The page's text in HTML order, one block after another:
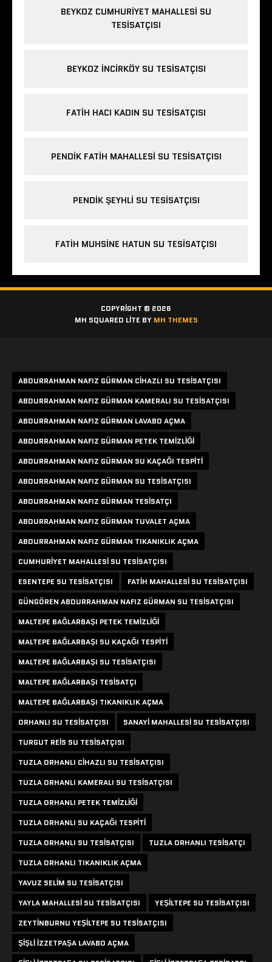
BEYKOZ CUMHURIYET MAHALLESI SU
TESISATÇISI
BEYKOZ INCIRKÖY SU TESISATÇISI
FATIH HACI KADIN SU TESISATÇISI
PENDIK FATIH MAHALLESI SU TESISATÇISI
PENDIK ŞEYHLI SU TESISATÇISI
FATIH MUHSINE HATUN SU TESISATÇISI
COPYRIGHT © 2026
MH SQUARED LITE BY MH THEMES
ABDURRAHMAN NAFIZ GÜRMAN CIHAZLI SU TESISATÇISI
ABDURRAHMAN NAFIZ GÜRMAN KAMERALI SU TESISATÇISI
ABDURRAHMAN NAFIZ GÜRMAN LAVABO AÇMA
ABDURRAHMAN NAFIZ GÜRMAN PETEK TEMIZLIĞI
ABDURRAHMAN NAFIZ GÜRMAN SU KAÇAĞI TESPITI
ABDURRAHMAN NAFIZ GÜRMAN SU TESISATÇISI
ABDURRAHMAN NAFIZ GÜRMAN TESISATÇI
ABDURRAHMAN NAFIZ GÜRMAN TUVALET AÇMA
ABDURRAHMAN NAFIZ GÜRMAN TIKANIKLIK AÇMA
CUMHURIYET MAHALLESI SU TESISATÇISI
ESENTEPE SU TESISATÇISI
FATIH MAHALLESI SU TESISATÇISI
GÜNGÖREN ABDURRAHMAN NAFIZ GÜRMAN SU TESISATÇISI
MALTEPE BAĞLARBAŞI PETEK TEMIZLIĞI
MALTEPE BAĞLARBAŞI SU KAÇAĞI TESPITI
MALTEPE BAĞLARBAŞI SU TESISATÇISI
MALTEPE BAĞLARBAŞI TESISATÇI
MALTEPE BAĞLARBAŞI TIKANIKLIK AÇMA
ORHANLI SU TESISATÇISI
SANAYI MAHALLESI SU TESISATÇISI
TURGUT REIS SU TESISATÇISI
TUZLA ORHANLI CIHAZLI SU TESISATÇISI
TUZLA ORHANLI KAMERALI SU TESISATÇISI
TUZLA ORHANLI PETEK TEMIZLIĞI
TUZLA ORHANLI SU KAÇAĞI TESPITI
TUZLA ORHANLI SU TESISATÇISI
TUZLA ORHANLI TESISATÇI
TUZLA ORHANLI TIKANIKLIK AÇMA
YAVUZ SELIM SU TESISATÇISI
YAYLA MAHALLESI SU TESISATÇISI
YEŞILTEPE SU TESISATÇISI
ZEYTINBURNU YEŞILTEPE SU TESISATÇISI
ŞIŞLI IZZETPAŞA LAVABO AÇMA